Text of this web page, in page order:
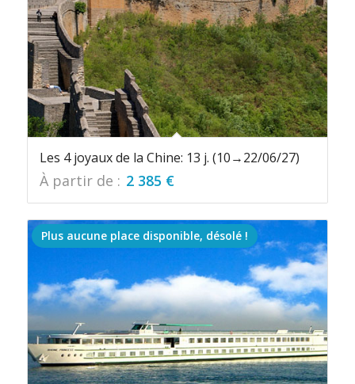
Les 4 joyaux de la Chine: 13 j. (10→22/06/27)
À partir de : 2 385 €
Plus aucune place disponible, désolé !